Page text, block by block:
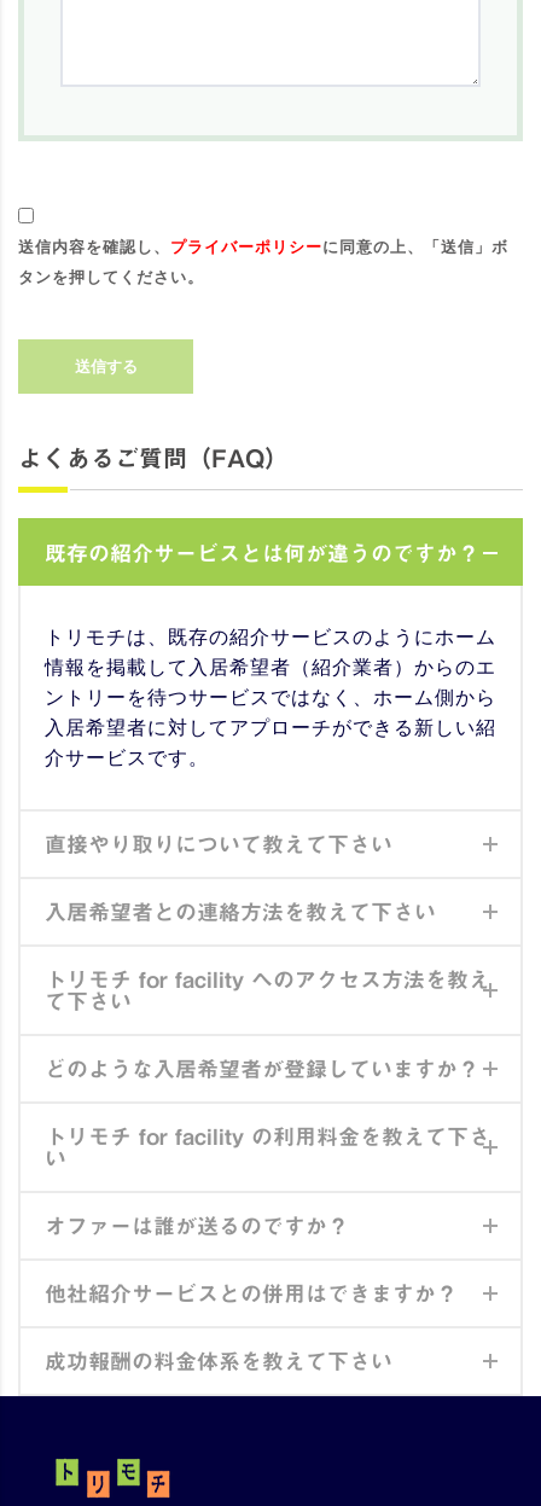
送信内容を確認し、 プライバーポリシーに同意の上、「送信」ボ
タンを押してください。
送信する
よくあるご質問（FAQ）
既存の紹介サービスとは何が違うのですか？
トリモチは、既存の紹介サービスのようにホーム
情報を掲載して入居希望者（紹介業者）からのエ
ントリーを待つサービスではなく、ホーム側から
入居希望者に対してアプローチができる新しい紹
介サービスです。
直接やり取りについて教えて下さい
入居希望者との連絡方法を教えて下さい
トリモチ for facility へのアクセス方法を教え
て下さい
どのような入居希望者が登録していますか？
トリモチ for facility の利用料金を教えて下さ
い
オファーは誰が送るのですか？
他社紹介サービスとの併用はできますか？
成功報酬の料金体系を教えて下さい